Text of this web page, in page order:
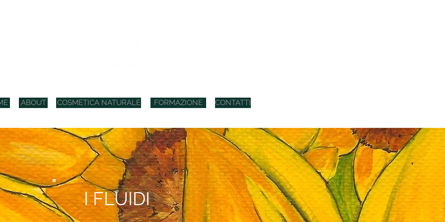
ABOUT COSMETICA NATURALE FORMAZIONE CONTATTI
I FLUIDI